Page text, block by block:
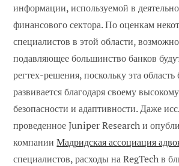
информации, используемой в
финансового сектора. По оценкам
специалистов в этой области,
подавляющее большинство банков
регтех-решения, поскольку эта область
развивается благодаря своему
безопасности и адаптивности. Даже
проведенное Juniper Research и
компанииМадридская ассоциация
специалистов, расходы на RegTech в